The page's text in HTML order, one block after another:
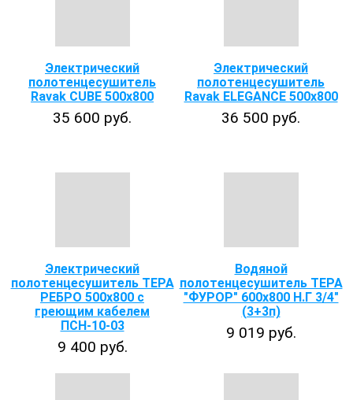
Электрический
полотенцесушитель
Ravak CUBE 500x800
35 600 руб.
Электрический
полотенцесушитель
Ravak ELEGANCE 500х800
36 500 руб.
Электрический
полотенцесушитель ТЕРА
РЕБРО 500х800 с
греющим кабелем
ПСН-10-03
9 400 руб.
Водяной
полотенцесушитель ТЕРА
"ФУРОР" 600х800 Н.Г 3/4"
(3+3п)
9 019 руб.